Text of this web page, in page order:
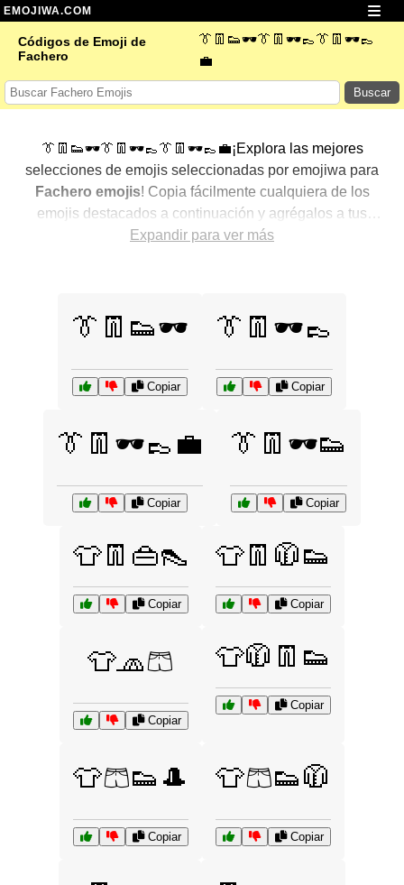
EMOJIWA.COM
Códigos de Emoji de
Fachero
👔👖👟🕶️👔👖🕶️👞👔👖🕶️👞
💼
Buscar
👔👖👟🕶️👔👖🕶️👞👔👖🕶️👞💼¡Explora las mejores
selecciones de emojis seleccionadas por emojiwa para
Fachero emojis! Copia fácilmente cualquiera de los
emojis destacados a continuación y agrégalos a tus
conversaciones para un toque personalizado. Hemos
de expresarFachero con emojis
Expandir para ver más
👔👖👟🕶️
Copiar
👔👖🕶️👞
Copiar
👔👖🕶️👞💼
Copiar
👔👖🕶️👟
Copiar
👕👖👜👠
Copiar
👕👖🧥👟
Copiar
👕🧢🩳
Copiar
👕🧥👖👟
Copiar
👕🩳👟🎩
Copiar
👕🩳👟🧥
Copiar